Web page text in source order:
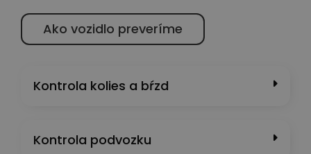
Ako vozidlo preveríme
Kontrola kolies a bŕzd
Kontrola podvozku